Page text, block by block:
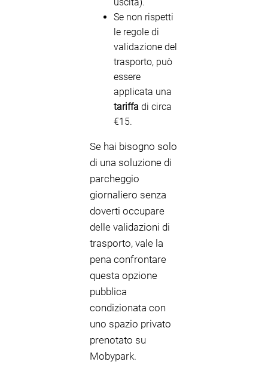
uscita).
Se non rispetti
le regole di
validazione del
trasporto, può
essere
applicata una
tariffa di circa
€15.
Se hai bisogno solo
di una soluzione di
parcheggio
giornaliero senza
doverti occupare
delle validazioni di
trasporto, vale la
pena confrontare
questa opzione
pubblica
condizionata con
uno spazio privato
prenotato su
Mobypark.